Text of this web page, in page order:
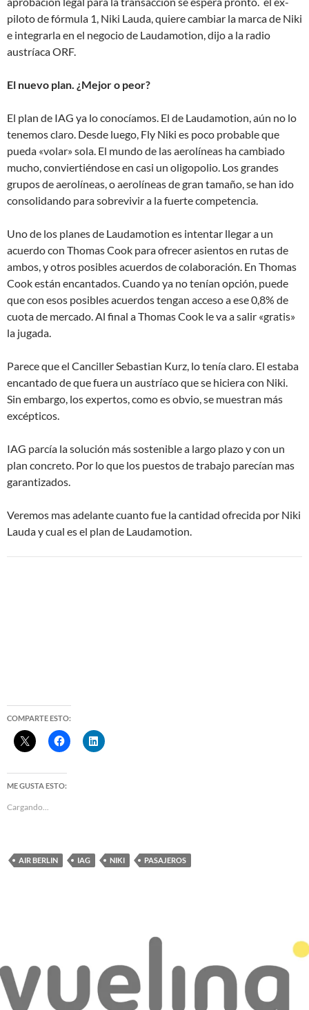
piloto de fórmula 1, Niki Lauda, quiere cambiar la marca de Niki
e integrarla en el negocio de Laudamotion, dijo a la radio
austríaca ORF.
El nuevo plan. ¿Mejor o peor?
El plan de IAG ya lo conocíamos. El de Laudamotion, aún no lo
tenemos claro. Desde luego, Fly Niki es poco probable que
pueda «volar» sola. El mundo de las aerolíneas ha cambiado
mucho, conviertiéndose en casi un oligopolio. Los grandes
grupos de aerolíneas, o aerolíneas de gran tamaño, se han ido
consolidando para sobrevivir a la fuerte competencia.
Uno de los planes de Laudamotion es intentar llegar a un
acuerdo con Thomas Cook para ofrecer asientos en rutas de
ambos, y otros posibles acuerdos de colaboración. En Thomas
Cook están encantados. Cuando ya no tenían opción, puede
que con esos posibles acuerdos tengan acceso a ese 0,8% de
cuota de mercado. Al final a Thomas Cook le va a salir «gratis»
la jugada.
Parece que el Canciller Sebastian Kurz, lo tenía claro. El estaba
encantado de que fuera un austríaco que se hiciera con Niki.
Sin embargo, los expertos, como es obvio, se muestran más
excépticos.
IAG parcía la solución más sostenible a largo plazo y con un
plan concreto. Por lo que los puestos de trabajo parecían mas
garantizados.
Veremos mas adelante cuanto fue la cantidad ofrecida por Niki
Lauda y cual es el plan de Laudamotion.
COMPARTE ESTO:
ME GUSTA ESTO:
Cargando...
AIR BERLIN IAG NIKI PASAJEROS